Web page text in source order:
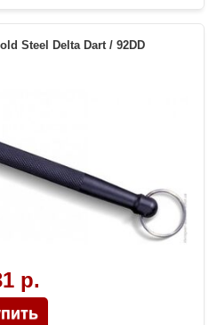
Steel Delta Dart / 92DD
р.